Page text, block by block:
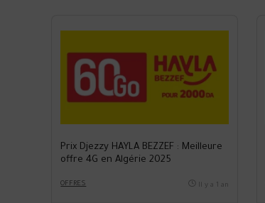
Prix Djezzy HAYLA BEZZEF : Meilleure
offre 4G en Algérie 2025
OFFRES Il y a 1 an